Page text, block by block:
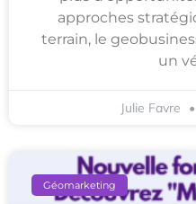
approches
terrain, le
un
Julie Favre
Géomarketing